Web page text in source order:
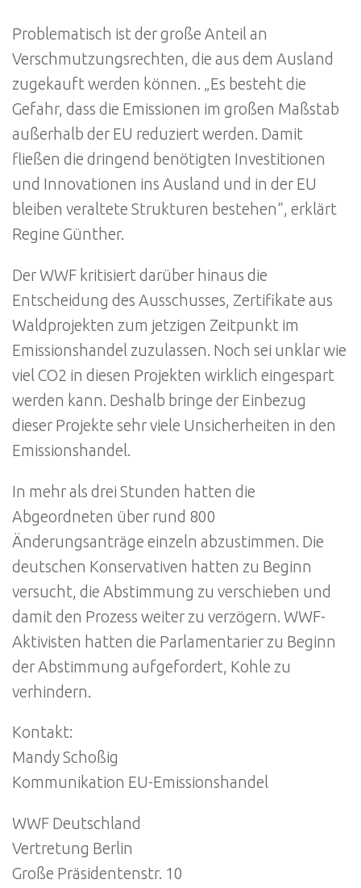
Problematisch ist der große Anteil an
Verschmutzungsrechten, die aus dem Ausland
zugekauft werden können. „Es besteht die
Gefahr, dass die Emissionen im großen Maßstab
außerhalb der EU reduziert werden. Damit
fließen die dringend benötigten Investitionen
und Innovationen ins Ausland und in der EU
bleiben veraltete Strukturen bestehen“, erklärt
Regine Günther.
Der WWF kritisiert darüber hinaus die
Entscheidung des Ausschusses, Zertifikate aus
Waldprojekten zum jetzigen Zeitpunkt im
Emissionshandel zuzulassen. Noch sei unklar wie
viel CO2 in diesen Projekten wirklich eingespart
werden kann. Deshalb bringe der Einbezug
dieser Projekte sehr viele Unsicherheiten in den
Emissionshandel.
In mehr als drei Stunden hatten die
Abgeordneten über rund 800
Änderungsanträge einzeln abzustimmen. Die
deutschen Konservativen hatten zu Beginn
versucht, die Abstimmung zu verschieben und
damit den Prozess weiter zu verzögern. WWF-
Aktivisten hatten die Parlamentarier zu Beginn
der Abstimmung aufgefordert, Kohle zu
verhindern.
Kontakt:
Mandy Schoßig
Kommunikation EU-Emissionshandel
WWF Deutschland
Vertretung Berlin
Große Präsidentenstr. 10